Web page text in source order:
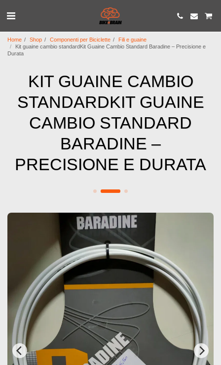
Home Shop Componenti per Biciclette
Fili e guaine
Kit guaine cambio standardKit Guaine Cambio Standard Baradine – Precisione e
Durata​
KIT GUAINE CAMBIO
STANDARDKIT GUAINE
CAMBIO STANDARD
BARADINE –
PRECISIONE E DURATA​